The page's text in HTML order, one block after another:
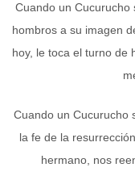
Cuando un Cucurucho
hombros a su imagen
hoy, le toca el turno de
Cuando un Cucurucho
la fe de la
hermano, nos